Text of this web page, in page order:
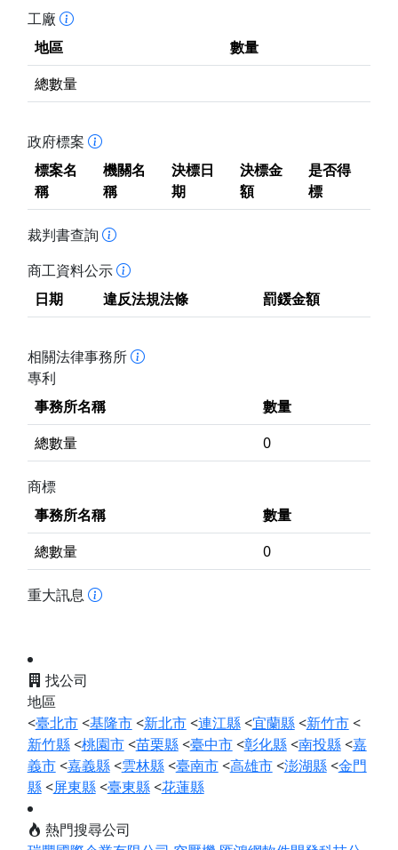
工廠
地區
數量
總數量
政府標案
標案名
稱
機關名
稱
決標日
期
決標金
額
是否得
標
裁判書查詢
商工資料公示
日期
違反法規法條 罰鍰金額
相關法律事務所
專利
事務所名稱
數量
總數量
0
商標
事務所名稱
數量
總數量
0
重大訊息
找公司
地區
<臺北市<基隆市<新北市<連江縣<宜蘭縣<新竹市<
新竹縣<桃園市<苗栗縣<臺中市<彰化縣<南投縣<嘉
義市<嘉義縣<雲林縣<臺南市<高雄市<澎湖縣<金門
縣<屏東縣<臺東縣<花蓮縣
熱門搜尋公司